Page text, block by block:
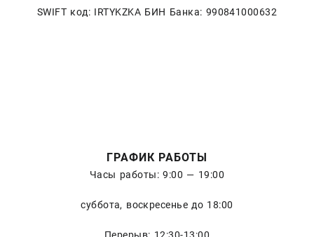
SWIFT код: IRTYKZKA БИН Банка: 990841000632
ГРАФИК РАБОТЫ
Часы работы: 9:00 — 19:00
суббота, воскресенье до 18:00